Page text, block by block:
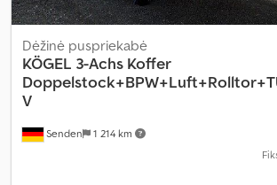
Senden 1 214 km
Dėžinė puspriekabė
KÖGEL 3-Achs Koffer
V